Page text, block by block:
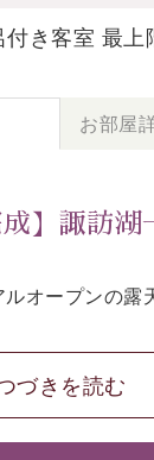
き客室 最上
お部屋
成】諏訪湖
オープンの露
かな源泉に抱
ただけます。
ダンのお部屋
ました。
づきを読む